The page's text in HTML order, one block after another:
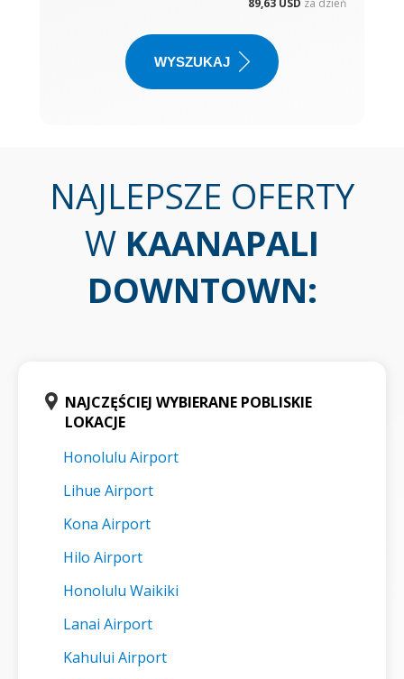
WYSZUKAJ
NAJLEPSZE OFERTY
W KAANAPALI
DOWNTOWN:
NAJCZĘŚCIEJ WYBIERANE POBLISKIE
LOKACJE
Honolulu Airport
Lihue Airport
Kona Airport
Hilo Airport
Honolulu Waikiki
Lanai Airport
Kahului Airport